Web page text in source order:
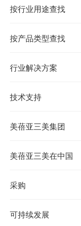
按行业用途查找
按产品类型查找
行业解决方案
技术支持
美蓓亚三美集团
美蓓亚三美在中国
采购
可持续发展